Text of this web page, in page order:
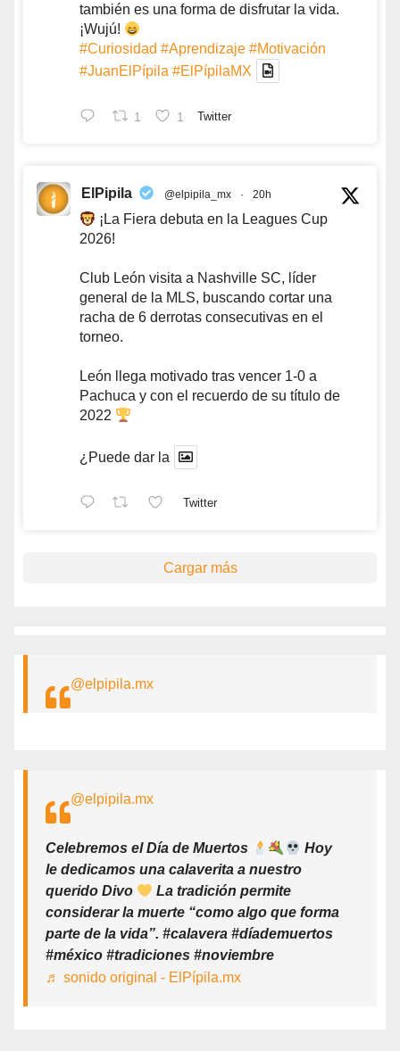
también es una forma de disfrutar la vida.
¡Wujú!
#Curiosidad #Aprendizaje #Motivación
#JuanElPípila #ElPípilaMX
1 1 Twitter
ElPipila @elpipila_mx · 20h
¡La Fiera debuta en la Leagues Cup
2026!
Club León visita a Nashville SC, líder
general de la MLS, buscando cortar una
racha de 6 derrotas consecutivas en el
torneo.
León llega motivado tras vencer 1-0 a
Pachuca y con el recuerdo de su título de
2022
¿Puede dar la
Twitter
Cargar más
@elpipila.mx
@elpipila.mx
Celebremos el Día de Muertos
Hoy
le dedicamos una calaverita a nuestro
querido Divo
La tradición permite
considerar la muerte “como algo que forma
parte de la vida”. #calavera #díademuertos
#méxico #tradiciones #noviembre
♬ sonido original - ElPípila.mx